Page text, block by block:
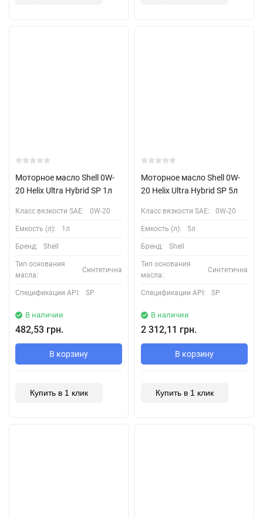
Моторное масло Shell 0W-
20 Helix Ultra Hybrid SP 1л
Класс вязкости SAE: 0W-20
Емкость (л): 1л
Бренд: Shell
Тип основания
масла:
Синтетична
Спецификации API: SP
В наличии
482,53 грн.
В корзину
Купить в 1 клик
Моторное масло Shell 0W-
20 Helix Ultra Hybrid SP 5л
Класс вязкости SAE: 0W-20
Емкость (л): 5л
Бренд: Shell
Тип основания
масла:
Синтетична
Спецификации API: SP
В наличии
2 312,11 грн.
В корзину
Купить в 1 клик